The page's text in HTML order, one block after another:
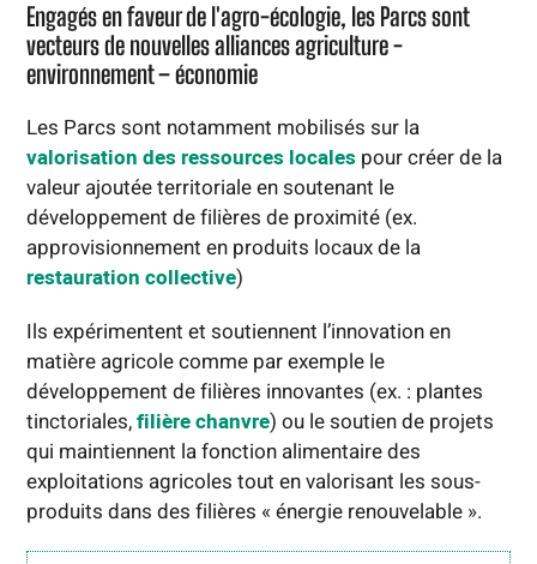
Engagés en faveur de l'agro-écologie, les Parcs sont
vecteurs de nouvelles alliances agriculture -
environnement – économie
Les Parcs sont notamment mobilisés sur la
valorisation des ressources locales pour créer de la
valeur ajoutée territoriale en soutenant le
développement de filières de proximité (ex.
approvisionnement en produits locaux de la
restauration collective)
Ils expérimentent et soutiennent l’innovation en
matière agricole comme par exemple le
développement de filières innovantes (ex. : plantes
tinctoriales,filière chanvre) ou le soutien de projets
qui maintiennent la fonction alimentaire des
exploitations agricoles tout en valorisant les sous-
produits dans des filières « énergie renouvelable ».